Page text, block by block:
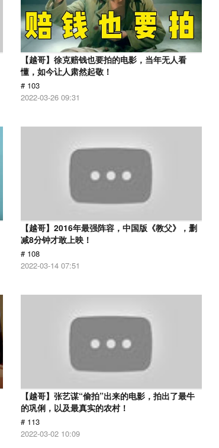
【越哥】徐克赔钱也要拍的电影，当年无人看
懂，如今让人肃然起敬！
# 103
2022-03-26 09:31
【越哥】2016年最强阵容，中国版《教父》，删
减8分钟才敢上映！
# 108
2022-03-14 07:51
【越哥】张艺谋“偷拍”出来的电影，拍出了最牛
的巩俐，以及最真实的农村！
# 113
2022-03-02 10:09